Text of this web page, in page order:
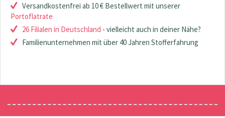
Versandkostenfrei ab 10 € Bestellwert mit unserer
Portoflatrate
26 Filialen in Deutschland - vielleicht auch in deiner Nähe?
Familienunternehmen mit über 40 Jahren Stofferfahrung